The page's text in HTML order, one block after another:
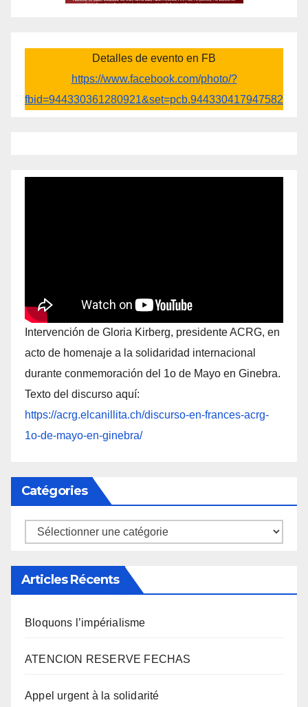
Detalles de evento en FB
https://www.facebook.com/photo/?
fbid=944330361280921&set=pcb.944330417947582
Intervención de Gloria Kirberg, presidente ACRG, en
acto de homenaje a la solidaridad internacional
durante conmemoración del 1o de Mayo en Ginebra.
Texto del discurso aquí:
https://acrg.elcanillita.ch/discurso-en-frances-acrg-
1o-de-mayo-en-ginebra/
Catégories
Catégories
Articles Récents
Bloquons l’impérialisme
ATENCION RESERVE FECHAS
Appel urgent à la solidarité